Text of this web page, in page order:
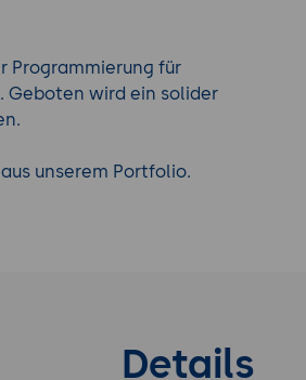
Programmierung für
Geboten wird ein solider
aus unserem Portfolio.
Details